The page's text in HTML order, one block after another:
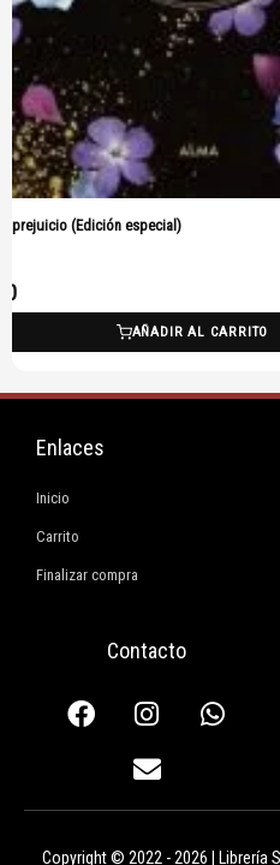
prejuicio (Edición especial)
AÑADIR AL CARRITO
Enlaces
Inicio
Carrito
Finalizar compra
Contacto
F
a
b
I
n
s
t
a
W
h
s
E
n
v
e
l
Copyright © 2022 - 2026 | Librería